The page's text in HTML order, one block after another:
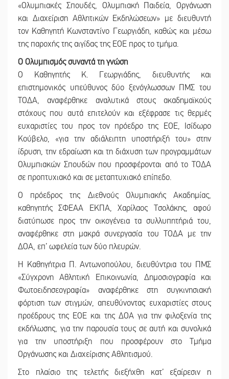
«Ολυμπιακές Σπουδές, Ολυμπιακή Παιδεία, Οργάνωση
και Διαχείριση Αθλητικών Εκδηλώσεων» με διευθυντή
τον Καθηγητή Κωνσταντίνο Γεωργιάδη, καθώς και μέσω
της παροχής της αιγίδας της ΕΟΕ προς το τμήμα.
Ο Ολυμπισμός συναντά τη γνώση
Ο Καθηγητής Κ. Γεωργιάδης, διευθυντής και
επιστημονικός υπεύθυνος δύο ξενόγλωσσων ΠΜΣ του
ΤΟΔΑ, αναφέρθηκε αναλυτικά στους ακαδημαϊκούς
στόχους που αυτά επιτελούν και εξέφρασε τις θερμές
ευχαριστίες του προς τον πρόεδρο της ΕΟΕ, Ισίδωρο
Κούβελο, «για την αδιάλειπτη υποστήριξή του» στην
ίδρυση, την εδραίωση και τη διάχυση των προγραμμάτων
Ολυμπιακών Σπουδών που προσφέρονται από το ΤΟΔΑ
σε προπτυχιακό και σε μεταπτυχιακό επίπεδο.
Ο πρόεδρος της Διεθνούς Ολυμπιακής Ακαδημίας,
καθηγητής ΣΦΕΑΑ ΕΚΠΑ, Χαρίλαος Τσολάκης, αφού
διατύπωσε προς την οικογένεια τα συλλυπητήριά του,
αναφέρθηκε στη μακρά συνεργασία του ΤΟΔΑ με την
ΔΟΑ, επ’ ωφελεία των δύο πλευρών.
Η Καθηγήτρια Π. Αντωνοπούλου, διευθύντρια του ΠΜΣ
«Σύγχρονη Αθλητική Επικοινωνία, Δημοσιογραφία και
Φωτοειδησεογραφία» αναφέρθηκε στη συγκινησιακή
φόρτιση των στιγμών, απευθύνοντας ευχαριστίες στους
προέδρους της ΕΟΕ και της ΔΟΑ για την φιλοξενία της
εκδήλωσης, για την παρουσία τους σε αυτή και συνολικά
για την υποστήριξη που προσφέρουν στο Τμήμα
Οργάνωσης και Διαχείρισης Αθλητισμού.
Στο πλαίσιο της τελετής διεξήχθη κατ’ εξαίρεσιν η